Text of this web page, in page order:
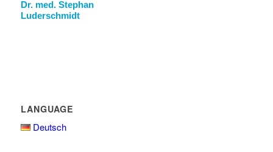
Dr. med. Stephan
Luderschmidt
LANGUAGE
Deutsch